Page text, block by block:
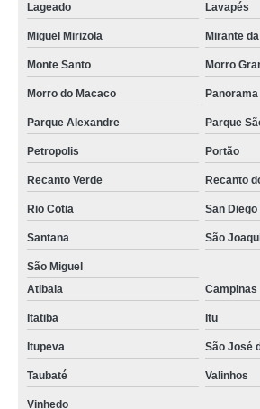
Lageado Lavapés
Miguel Mirizola Mirante
Monte Santo Morro
Morro do Macaco Panorama
Parque Alexandre Parque
Petropolis Portão
Recanto Verde Recanto
Rio Cotia San Diego
Santana São
São Miguel
Atibaia
Campinas
Itatiba Itu
Itupeva São José
Taubaté Valinhos
Vinhedo